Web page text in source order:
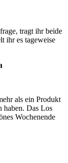
tragt ihr beide
ihr es tageweise
als ein Produkt
haben. Das Los
Wochenende